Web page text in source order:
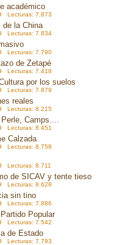
académico
Lecturas: 7.873
de la China
Lecturas: 7.834
Lecturas: 7.790
de Zetapé
Lecturas: 7.418
por los suelos
Lecturas: 7.879
reales
Lecturas: 8.215
Camps....
Lecturas: 8.451
Calzada
Lecturas: 8.758
Lecturas: 8.711
de SICAV y tente tieso
Lecturas: 8.628
sin tino
Lecturas: 7.886
Popular
Lecturas: 7.542
de Estado
Lecturas: 7.793